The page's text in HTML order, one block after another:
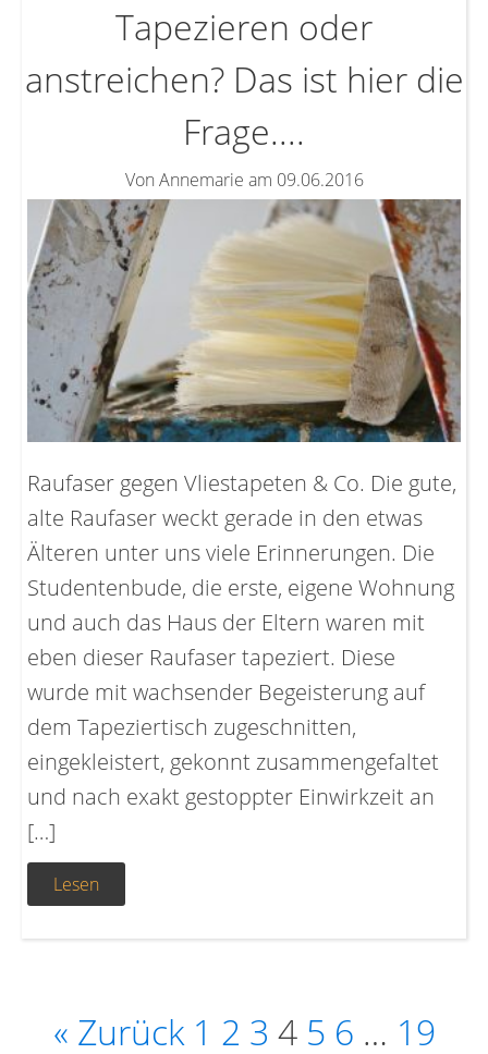
Tapezieren oder
anstreichen? Das ist hier die
Frage....
Von Annemarie am 09.06.2016
Raufaser gegen Vliestapeten & Co. Die gute,
alte Raufaser weckt gerade in den etwas
Älteren unter uns viele Erinnerungen. Die
Studentenbude, die erste, eigene Wohnung
und auch das Haus der Eltern waren mit
eben dieser Raufaser tapeziert. Diese
wurde mit wachsender Begeisterung auf
dem Tapeziertisch zugeschnitten,
eingekleistert, gekonnt zusammengefaltet
und nach exakt gestoppter Einwirkzeit an
[…]
Lesen
« Zurück 1 2 3 4 5 6 … 19